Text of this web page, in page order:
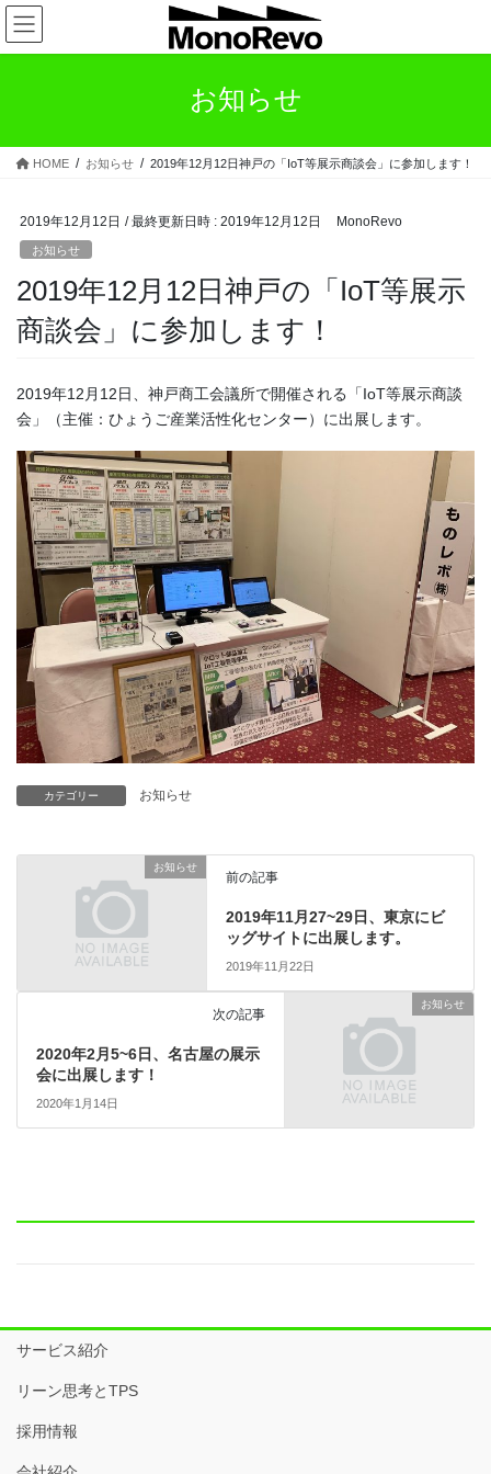
コ
ン
テ
ス
ナ
ビ
ゲ
ン
お知らせ
HOME お知らせ 2019年12月12日神戸の「IoT等展示商談会」に参加します！
2019年12月12日 / 最終更新日時 : 2019年12月12日 MonoRevo
お知らせ
2019年12月12日神戸の「IoT等展示
商談会」に参加します！
2019年12月12日、神戸商工会議所で開催される「IoT等展示商談
会」（主催：ひょうご産業活性化センター）に出展します。
カテゴリー お知らせ
お知らせ
前の記事
2019年11月27~29日、東京にビ
ッグサイトに出展します。
2019年11月22日
お知らせ
次の記事
2020年2月5~6日、名古屋の展示
会に出展します！
2020年1月14日
サービス紹介
リーン思考とTPS
採用情報